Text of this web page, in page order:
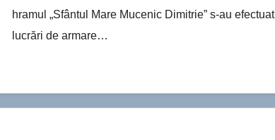
hramul „Sfântul Mare Mucenic Dimitrie” s-au efectuat
lucrări de armare…